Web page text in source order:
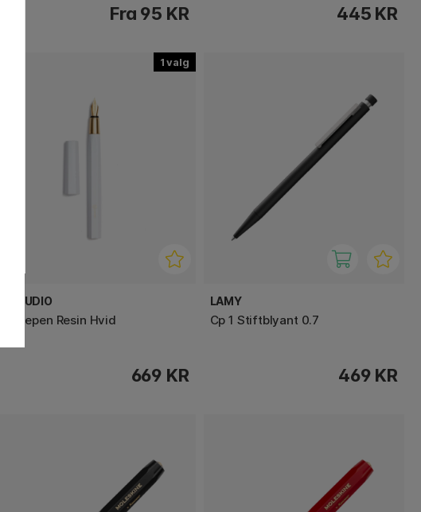
Fra 95 KR 445 KR
1
YSTUDIO
Fyldepen Resin Hvid
669 KR
LAMY
Cp 1 Stiftblyant 0.7
469 KR